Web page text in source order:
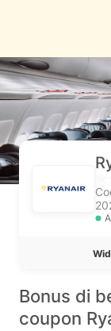
Bonus di
coupon